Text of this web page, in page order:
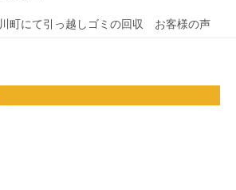
川町にて引っ越しゴミの回収 お客様の声